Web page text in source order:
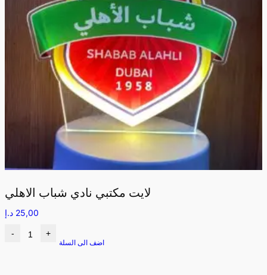
لايت مكتبي نادي شباب الاهلي
25,00 د.إ
- +
اضف الى السلة